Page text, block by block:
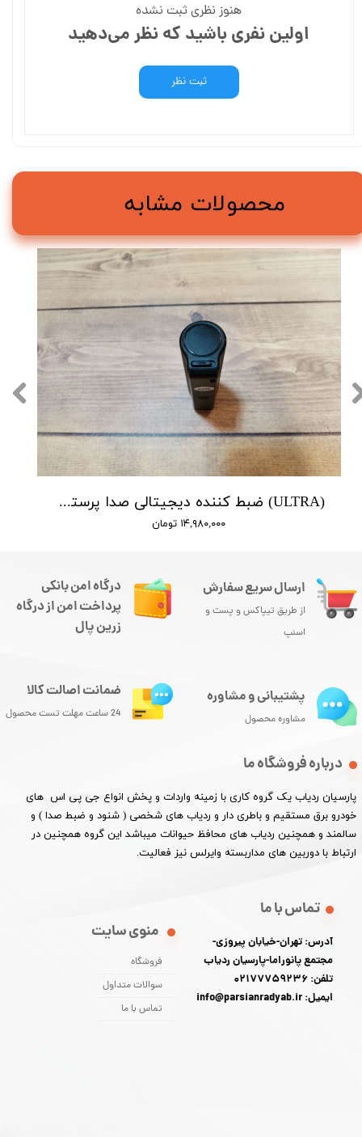
هنوز نظری ثبت نشده
اولین نفری باشید که نظر می‌دهید
ثبت نظر
(ULTRA) ضبط کننده دیجیتالی صدا پرستیژ - 10 روز ضبط متوالی -مگنتی- کیفیت 350db - دارای سنسور صدا
۱۴,۹۸۰,۰۰۰ تومان
محصولات مشابه
ارسال سریع سفارش
از طریق تیپاکس و پست و
اسنپ
درباره فروشگاه ما
پارسیان ردیاب یک گروه کاری با زمینه واردات و پخش انواع جی پی اس های
خودرو برق مستقیم و باطری دار و ردیاب های شخصی ( شنود و ضبط صدا ) و
سالمند و همچنین ردیاب های محافظ حیوانات میباشد این گروه همچنین در
ارتباط با دوربین های مداربسته وایرلس نیز فعالیت.​​​​​​​
منوی سایت
فروشگاه
سوالات متداول
تماس با ما
تماس با ما
آدرس: تهران-خیابان پیروزی-
مجتمع پانوراما-پارسیان ردیاب
تلفن: 02177759236
ایمیل: info@parsianradyab.ir
درگاه امن بانکی
پرداخت امن از درگاه
زرین پال
پشتیبانی و مشاوره
مشاوره محصول
ضمانت اصالت کالا
24 ساعت مهلت تست محصول